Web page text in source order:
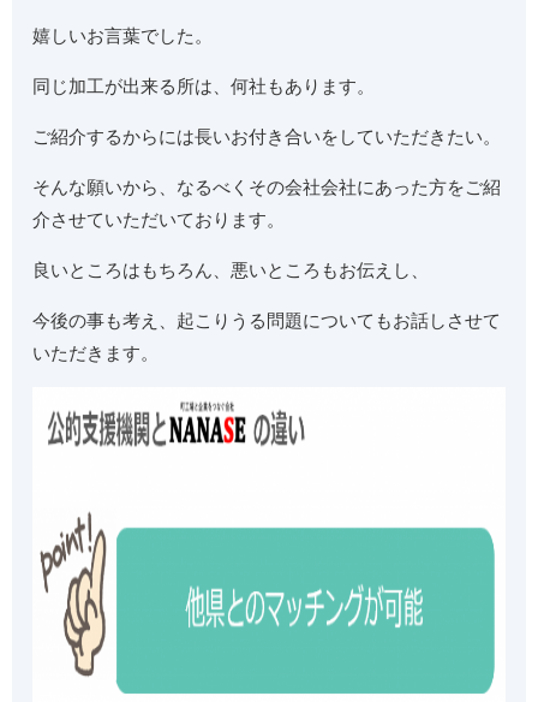
嬉しいお言葉でした。
同じ加工が出来る所は、何社もあります。
ご紹介するからには長いお付き合いをしていただきたい。
そんな願いから、なるべくその会社会社にあった方をご紹
介させていただいております。
良いところはもちろん、悪いところもお伝えし、
今後の事も考え、起こりうる問題についてもお話しさせて
いただきます。